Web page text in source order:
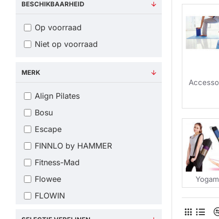
BESCHIKBAARHEID
Op voorraad
Niet op voorraad
MERK
Align Pilates
Bosu
Escape
FINNLO by HAMMER
Fitness-Mad
Flowee
FLOWIN
Yoga
maar
op zoek
Pilates
effectief
en